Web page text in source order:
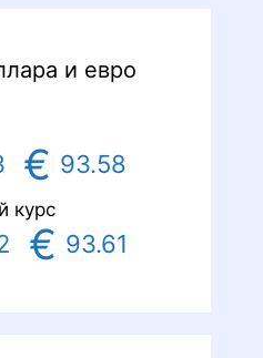
и евро
€ 93.58
курс
€ 93.61